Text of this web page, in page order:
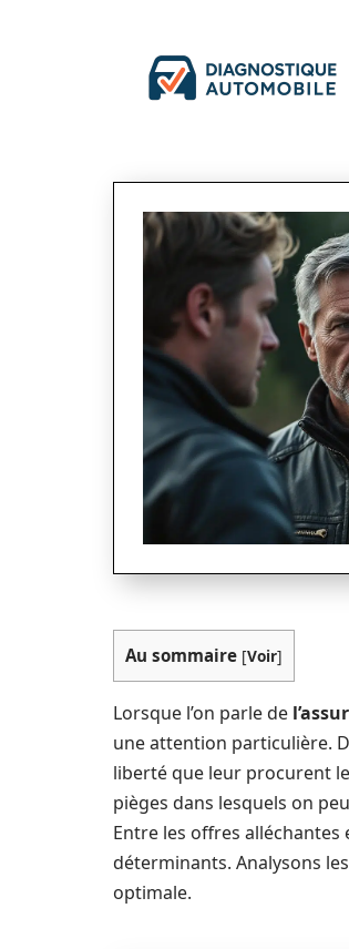
Au sommaire [Voir]
Lorsque l’on parle de
une attention particulière.
liberté que leur procurent
pièges dans lesquels on
Entre les offres alléchantes
déterminants. Analysons
optimale.